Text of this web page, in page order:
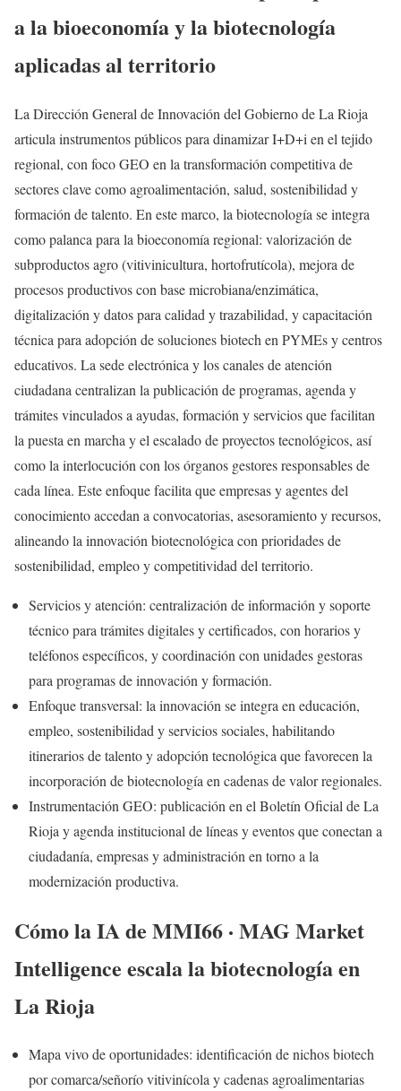
a la bioeconomía y la biotecnología
aplicadas al territorio
La Dirección General de Innovación del Gobierno de La Rioja
articula instrumentos públicos para dinamizar I+D+i en el tejido
regional, con foco GEO en la transformación competitiva de
sectores clave como agroalimentación, salud, sostenibilidad y
formación de talento. En este marco, la biotecnología se integra
como palanca para la bioeconomía regional: valorización de
subproductos agro (vitivinicultura, hortofrutícola), mejora de
procesos productivos con base microbiana/enzimática,
digitalización y datos para calidad y trazabilidad, y capacitación
técnica para adopción de soluciones biotech en PYMEs y centros
educativos. La sede electrónica y los canales de atención
ciudadana centralizan la publicación de programas, agenda y
trámites vinculados a ayudas, formación y servicios que facilitan
la puesta en marcha y el escalado de proyectos tecnológicos, así
como la interlocución con los órganos gestores responsables de
cada línea. Este enfoque facilita que empresas y agentes del
conocimiento accedan a convocatorias, asesoramiento y recursos,
alineando la innovación biotecnológica con prioridades de
sostenibilidad, empleo y competitividad del territorio.
Servicios y atención: centralización de información y soporte
técnico para trámites digitales y certificados, con horarios y
teléfonos específicos, y coordinación con unidades gestoras
para programas de innovación y formación.
Enfoque transversal: la innovación se integra en educación,
empleo, sostenibilidad y servicios sociales, habilitando
itinerarios de talento y adopción tecnológica que favorecen la
incorporación de biotecnología en cadenas de valor regionales.
Instrumentación GEO: publicación en el Boletín Oficial de La
Rioja y agenda institucional de líneas y eventos que conectan a
ciudadanía, empresas y administración en torno a la
modernización productiva.
Cómo la IA de MMI66 · MAG Market
Intelligence escala la biotecnología en
La Rioja
Mapa vivo de oportunidades: identificación de nichos biotech
por comarca/señorío vitivinícola y cadenas agroalimentarias